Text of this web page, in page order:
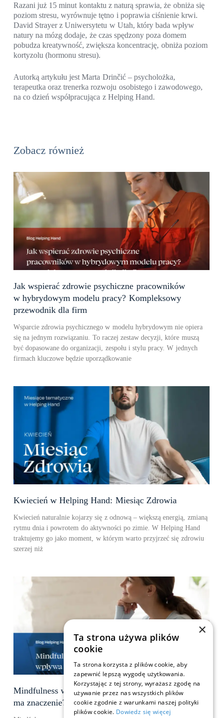
Razani już 15 minut kontaktu z naturą sprawia, że obniża się
poziom stresu, wyrównuje tętno i poprawia ciśnienie krwi.
David Strayer z Uniwersytetu w Utah, który bada wpływ
natury na mózg dodaje, że czas spędzony poza domem
pobudza kreatywność, zwiększa koncentrację, obniża poziom
kortyzolu (hormonu stresu).
Autorką artykułu jest Marta Drinčić – psycholożka,
terapeutka oraz trenerka rozwoju osobistego i zawodowego,
na co dzień współpracująca z Helping Hand.
Zobacz również
Jak wspierać zdrowie psychiczne pracowników
w hybrydowym modelu pracy? Kompleksowy
przewodnik dla firm
Wsparcie zdrowia psychicznego w modelu hybrydowym nie opiera
się na jednym rozwiązaniu. To raczej zestaw decyzji, które muszą
być dopasowane do organizacji, zespołu i stylu pracy. W jednych
firmach kluczowe będzie uporządkowanie
Kwiecień w Helping Hand: Miesiąc Zdrowia
Kwiecień naturalnie kojarzy się z odnową – większą energią, zmianą
rytmu dnia i powrotem do aktywności po zimie. W Helping Hand
traktujemy go jako moment, w którym warto przyjrzeć się zdrowiu
szerzej niż
Mindfulness w pracy – co to jest i dlaczego
ma znaczenie?
×
Ta strona używa plików
cookie
Ta strona korzysta z plików cookie, aby
zapewnić lepszą wygodę użytkowania.
Korzystając z tej strony, wyrażasz zgodę na
używanie przez nas wszystkich plików
cookie zgodnie z warunkami naszej polityki
plików cookie. Dowiedz się więcej